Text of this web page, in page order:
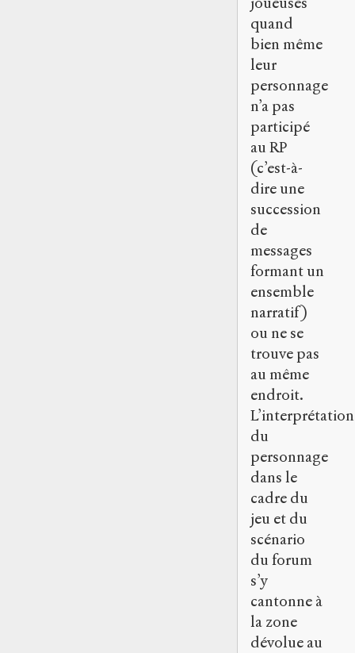
quand
bien même
leur
personnage
n’a pas
participé
au RP
(c’est-à-
dire une
succession
de
messages
formant un
ensemble
narratif)
ou ne se
trouve pas
au même
endroit.
L’interprétation
du
personnage
dans le
cadre du
jeu et du
scénario
du forum
s’y
cantonne à
la zone
dévolue au